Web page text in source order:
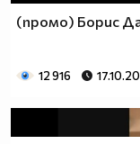
(промо) Борис
12 916